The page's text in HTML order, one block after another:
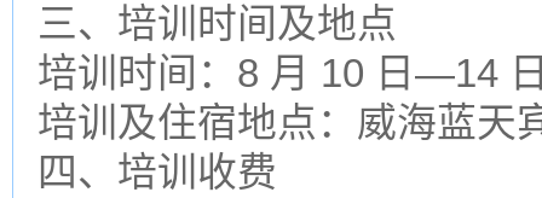
三、培训时间及地点
培训时间：8 月 10 日—14
培训及住宿地点：威海蓝天
四、培训收费